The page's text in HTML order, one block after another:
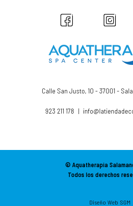
Calle San Justo, 10 - 37001 -
923 211 178 |
© Aquatherapia
Todos los derechos
Diseño Web SGM